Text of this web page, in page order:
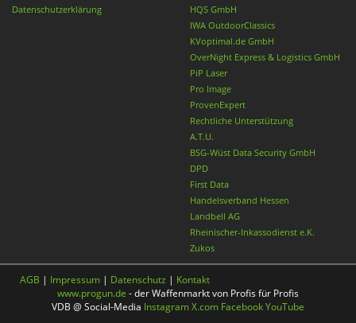
Datenschutzerklärung
HQS GmbH
IWA OutdoorClassics
KVoptimal.de GmbH
OverNight Express & Logistics GmbH
PiP Laser
Pro Image
ProvenExpert
Rechtliche Unterstützung
A.T.U.
BSG-Wüst Data Security GmbH
DPD
First Data
Handelsverband Hessen
Landbell AG
Rheinischer-Inkassodienst e.K.
Zukos
AGB | Impressum | Datenschutz | Kontakt
www.progun.de - der Waffenmarkt von Profis für Profis
VDB @ Social-Media InstagramX.com FacebookYouTube